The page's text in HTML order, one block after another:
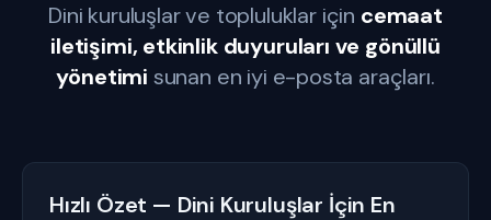
Dini kuruluşlar ve topluluklar için cemaat
iletişimi, etkinlik duyuruları ve gönüllü
yönetimi sunan en iyi e-posta araçları.
Hızlı Özet — Dini Kuruluşlar İçin En